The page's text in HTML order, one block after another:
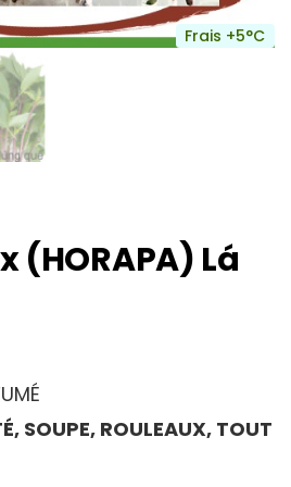
Frais +5°C
(HORAPA) Lá
SOUPE, ROULEAUX, TOUT